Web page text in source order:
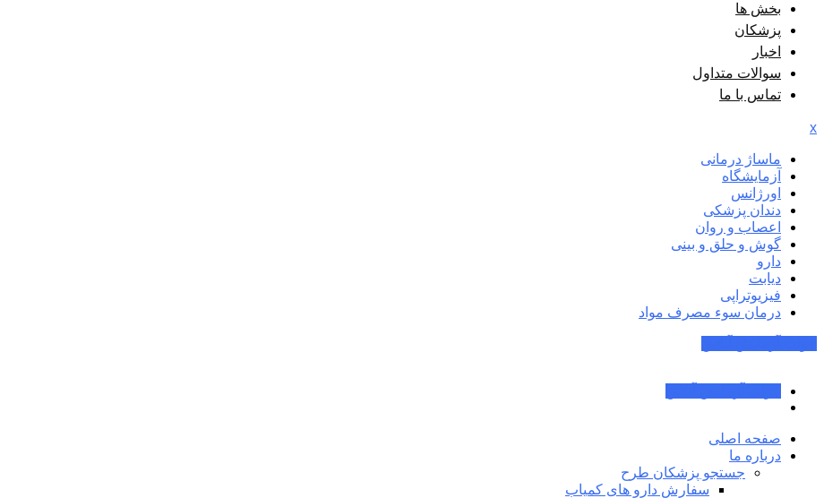
بخش ها
پزشکان
اخبار
سوالات متداول
تماس با ما
x
ماساژ درمانی
آزمایشگاه
اورژانس
دندان پزشکی
اعصاب و روان
گوش و حلق و بینی
دارو
دیابت
فیزیوتراپی
درمان سوء مصرف مواد
صفحه اصلی
درباره ما
جستجو پزشکان طرح
سفارش دارو های کمیاب